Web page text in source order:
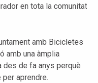
en tota la comunitat
amb Bicicletes
amb una àmplia
des de fa anys perquè
aprendre.